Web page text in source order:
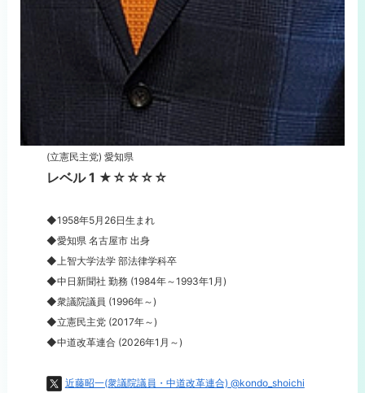
(立憲民主党) 愛知県
レベル 1 ★☆☆☆☆
◆1958年5月26日生まれ
◆愛知県 名古屋市 出身
◆上智大学法学 部法律学科卒
◆中日新聞社 勤務 (1984年～1993年1月)
◆衆議院議員 (1996年～)
◆立憲民主党 (2017年～)
◆中道改革連合 (2026年1月～)
近藤昭一(衆議院議員・中道改革連合) @kondo_shoichi